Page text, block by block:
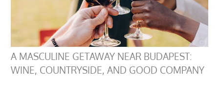
A MASCULINE GETAWAY NEAR BUDAPEST:
WINE, COUNTRYSIDE, AND GOOD COMPANY